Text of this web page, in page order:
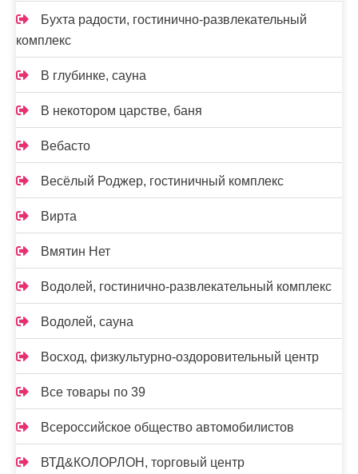
Бухта радости, гостинично-развлекательный
комплекс
В глубинке, сауна
В некотором царстве, баня
Вебасто
Весёлый Роджер, гостиничный комплекс
Вирта
Вмятин Нет
Водолей, гостинично-развлекательный комплекс
Водолей, сауна
Восход, физкультурно-оздоровительный центр
Все товары по 39
Всероссийское общество автомобилистов
ВТД&КОЛОРЛОН, торговый центр